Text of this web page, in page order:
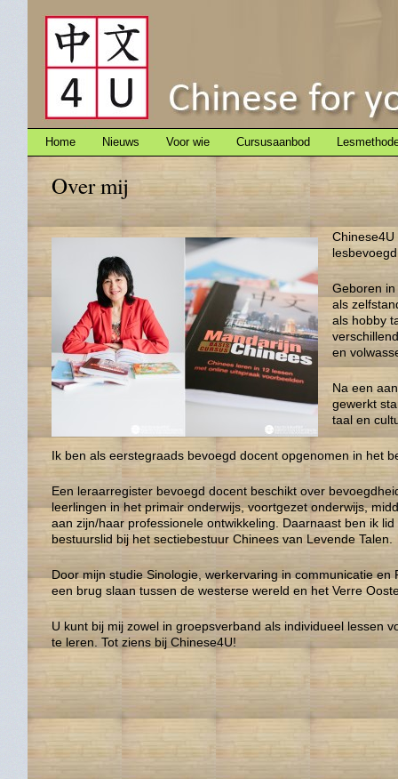
Home Nieuws Voor wie Cursusaanbod
Over mij
Geboren
als
als hobby
en
Na een
gewerkt
taal en
Ik ben als eerstegraads bevoegd docent opgenomen in het
Een leraarregister bevoegd docent beschikt over
leerlingen in het primair onderwijs, voortgezet onderwijs,
aan zijn/haar professionele ontwikkeling. Daarnaast ben ik
bestuurslid bij het sectiebestuur Chinees van Levende Talen.
Door mijn studie Sinologie, werkervaring in communicatie
een brug slaan tussen de westerse wereld en het Verre
U kunt bij mij zowel in groepsverband als individueel lessen
te leren. Tot ziens bij Chinese4U!